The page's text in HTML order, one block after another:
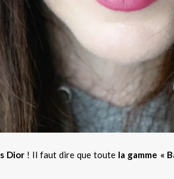
Dior ! Il faut dire que toute la gamme «